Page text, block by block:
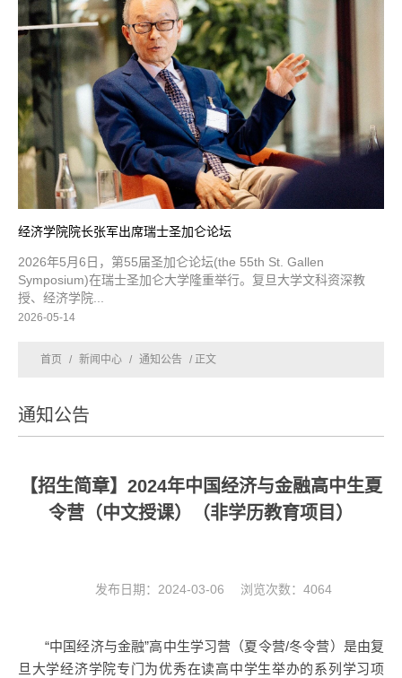
经济学院院长张军出席瑞士圣加仑论坛
2026年5月6日，第55届圣加仑论坛(the 55th St. Gallen
Symposium)在瑞士圣加仑大学隆重举行。复旦大学文科资深教
授、经济学院...
2026-05-14
首页 / 新闻中心 / 通知公告 / 正文
通知公告
【招生简章】2024年中国经济与金融高中生夏
令营（中文授课）（非学历教育项目）
发布日期：2024-03-06 浏览次数： 4064
“中国经济与金融”高中生学习营（夏令营/冬令营）是由复
旦大学经济学院专门为优秀在读高中学生举办的系列学习项